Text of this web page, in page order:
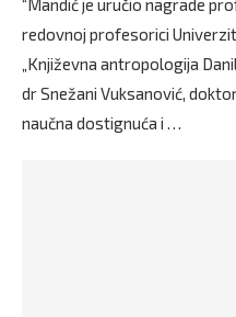
“Mandić je uručio nagrade
redovnoj profesorici
„Književna antropologija
dr Snežani Vuksanović,
naučna dostignuća i …